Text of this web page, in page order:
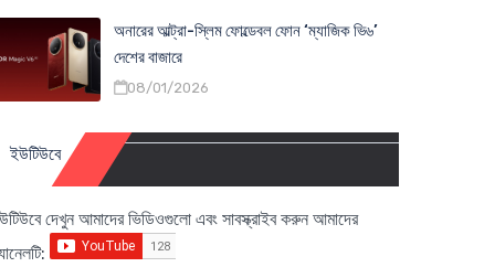
অনারের আল্ট্রা-স্লিম ফোল্ডেবল ফোন ‘ম্যাজিক ভি৬’
দেশের বাজারে
08/01/2026
ইউটিউবে
দেখুন আমাদের ভিডিওগুলো এবং সাবস্ক্রাইব করুন আমাদের